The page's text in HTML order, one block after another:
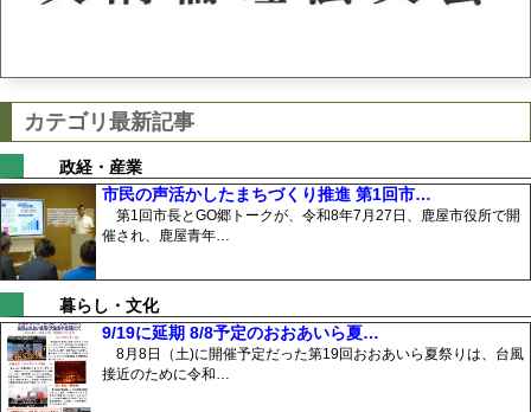
カテゴリ最新記事
政経・産業
市民の声活かしたまちづくり推進 第1回市…
第1回市長とGO郷トークが、令和8年7月27日、鹿屋市役所で開
催され、鹿屋青年…
暮らし・文化
9/19に延期 8/8予定のおおあいら夏…
8月8日（土)に開催予定だった第19回おおあいら夏祭りは、台風
接近のために令和…